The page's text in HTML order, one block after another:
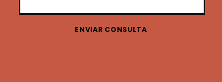
ENVIAR CONSULTA